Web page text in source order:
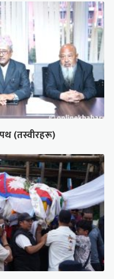
(तस्वीरहरू)